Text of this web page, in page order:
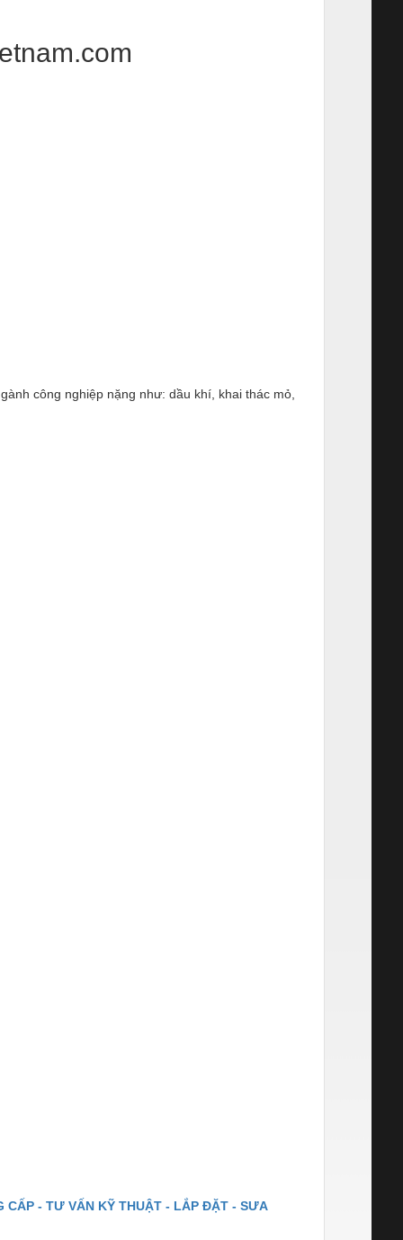
công nghiệp nặng như: dầu khí, khai thác mỏ,
CẤP - TƯ VẤN KỸ THUẬT - LẮP ĐẶT - SƯA